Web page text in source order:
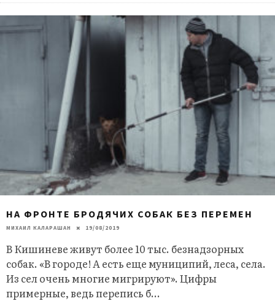
НА ФРОНТЕ БРОДЯЧИХ СОБАК БЕЗ ПЕРЕМЕН
МИХАИЛ КАЛАРАШАН 19/08/2019
В Кишиневе живут более 10 тыс. безнадзорных
собак. «В городе! А есть еще муниципий, леса, села.
Из сел очень многие мигрируют». Цифры
примерные, ведь перепись б...